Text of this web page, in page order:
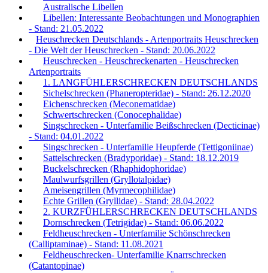
Australische Libellen
Libellen: Interessante Beobachtungen und Monographien
- Stand: 21.05.2022
Heuschrecken Deutschlands - Artenportraits Heuschrecken
- Die Welt der Heuschrecken - Stand: 20.06.2022
Heuschrecken - Heuschreckenarten - Heuschrecken
Artenportraits
1. LANGFÜHLERSCHRECKEN DEUTSCHLANDS
Sichelschrecken (Phaneropteridae) - Stand: 26.12.2020
Eichenschrecken (Meconematidae)
Schwertschrecken (Conocephalidae)
Singschrecken - Unterfamilie Beißschrecken (Decticinae)
- Stand: 04.01.2022
Singschrecken - Unterfamilie Heupferde (Tettigoniinae)
Sattelschrecken (Bradyporidae) - Stand: 18.12.2019
Buckelschrecken (Rhaphidophoridae)
Maulwurfsgrillen (Gryllotalpidae)
Ameisengrillen (Myrmecophilidae)
Echte Grillen (Gryllidae) - Stand: 28.04.2022
2. KURZFÜHLERSCHRECKEN DEUTSCHLANDS
Dornschrecken (Tetrigidae) - Stand: 06.06.2022
Feldheuschrecken - Unterfamilie Schönschrecken
(Calliptaminae) - Stand: 11.08.2021
Feldheuschrecken- Unterfamilie Knarrschrecken
(Catantopinae)